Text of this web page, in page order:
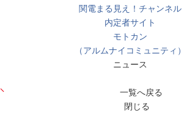
関電まる見え！チャンネル
内定者サイト
モトカン
（アルムナイコミュニティ）
ニュース
一覧へ戻る
閉じる